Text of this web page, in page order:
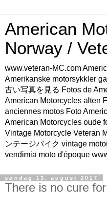
American
Norway /
www.veteran-MC.com
Amerikanske motorsykkler
古い写真を見る Fotos de
American Motorcycles alten
anciennes motos Foto
American Motorcycles oude
Vintage Motorcycle Veteran
ンテージバイク vintage
vendimia moto d'époque
søndag 13. august 2017
There is no cure